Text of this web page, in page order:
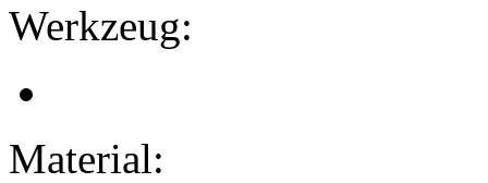
Werkzeug:
Material: